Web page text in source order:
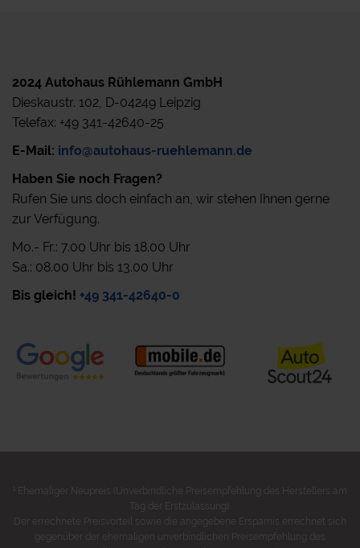
2024 Autohaus Rühlemann GmbH
Dieskaustr. 102, D-04249 Leipzig
Telefax: +49 341-42640-25
E-Mail: info@autohaus-ruehlemann.de
Haben Sie noch Fragen?
Rufen Sie uns doch einfach an, wir stehen Ihnen gerne
zur Verfügung.
Mo.- Fr.: 7.00 Uhr bis 18.00 Uhr
Sa.: 08.00 Uhr bis 13.00 Uhr
Bis gleich! +49 341-42640-0
Ehemaliger Neupreis (Unverbindliche Preisempfehlung des Herstellers am
Tag der Erstzulassung).
Der errechnete Preisvorteil sowie die angegebene Ersparnis errechnet sich
gegenüber der ehemaligen unverbindlichen Preisempfehlung des